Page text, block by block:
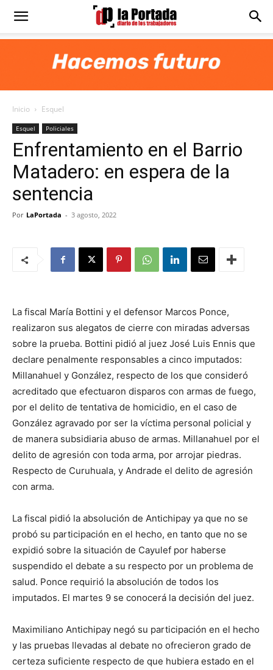
Diario
Portada
Inicio Esquel
Esquel Policiales
Enfrentamiento en el Barrio
Matadero: en espera de la
sentencia
Por LaPortada - 3 agosto, 2022
La fiscal María Bottini y el defensor Marcos Ponce,
realizaron sus alegatos de cierre con miradas adversas
sobre la prueba. Bottini pidió al juez José Luis Ennis que
declare penalmente responsables a cinco imputados:
Millanahuel y González, respecto de los que consideró
acreditado que efectuaron disparos con armas de fuego,
por el delito de tentativa de homicidio, en el caso de
González agravado por ser la víctima personal policial y
de manera subsidiaria abuso de armas. Millanahuel por el
delito de agresión con toda arma, por arrojar piedras.
Respecto de Curuhuala, y Andrade el delito de agresión
con arma.
La fiscal pidió la absolución de Antichipay ya que no se
probó su participación en el hecho, en tanto que no se
expidió sobre la situación de Cayulef por haberse
suspendido el debate a su respecto por un problema de
salud. Ponce requirió la absolución de todos los
imputados. El martes 9 se conocerá la decisión del juez.
Maximiliano Antichipay negó su participación en el hecho
y las pruebas llevadas al debate no ofrecieron grado de
certeza suficiente respecto de que hubiera estado en el